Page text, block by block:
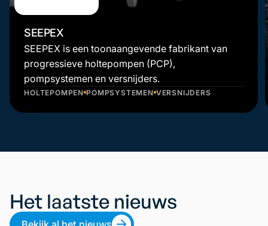
SEEPEX
SEEPEX is een toonaangevende fabrikant van
progressieve holtepompen (PCP),
pompsystemen en versnijders.
HOLTEPOMPEN POMPSYSTEMEN VERSNIJDERS
Het laatste nieuws